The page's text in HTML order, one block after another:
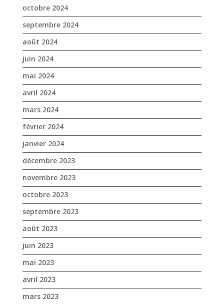
mai 2024
avril 2024
mars 2024
février 2024
janvier 2024
décembre 2023
novembre 2023
octobre 2023
septembre 2023
août 2023
juin 2023
mai 2023
avril 2023
mars 2023
janvier 2023
décembre 2022
novembre 2022
octobre 2022